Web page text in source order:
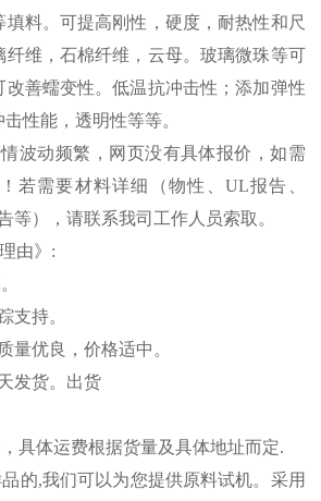
料。可提高刚性，硬度，耐热性和尺
纤维，石棉纤维，云母。玻璃微珠等可
改善蠕变性。低温抗冲击性；添加弹性
性能，透明性等等。
波动频繁，网页没有具体报价，如需
若需要材料详细（物性、 UL报告、
等），请联系我司工作人员索取。
由》 :
支持。
量优良，价格适中。
发货。出货
具体运费根据货量及具体地址而定.
的,我们可以为您提供原料试机。采用